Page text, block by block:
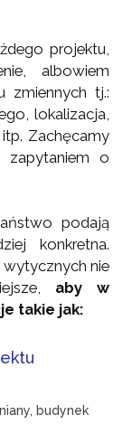
projektu,
albowiem
zmiennych tj.:
lokalizacja,
Zachęcamy
zapytaniem o
podają
konkretna.
wytycznych nie
aby w
takie jak:
budynek